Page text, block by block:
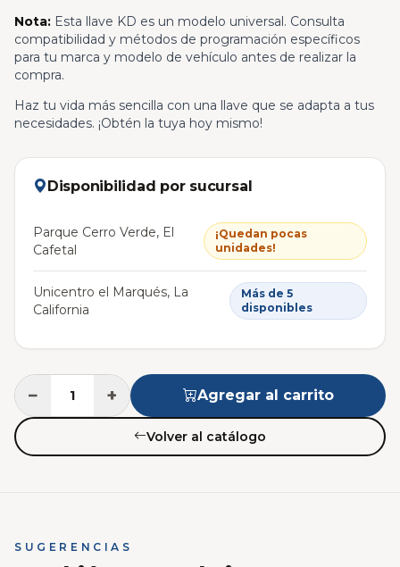
Nota: Esta llave KD es un modelo universal. Consulta
compatibilidad y métodos de programación específicos
para tu marca y modelo de vehículo antes de realizar la
compra.
Haz tu vida más sencilla con una llave que se adapta a tus
necesidades. ¡Obtén la tuya hoy mismo!
Disponibilidad por sucursal
Parque Cerro Verde, El
Cafetal
¡Quedan pocas
unidades!
Unicentro el Marqués, La
California
Más de 5
disponibles
− + Agregar al carrito
Volver al catálogo
SUGERENCIAS